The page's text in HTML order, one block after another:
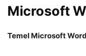
Microsoft
Temel Microsoft